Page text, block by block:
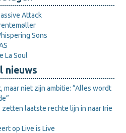
Attack
Sons
La Soul
niet zijn ambitie: “Alles wordt
laatste rechte lijn in naar Irie
op Live is Live